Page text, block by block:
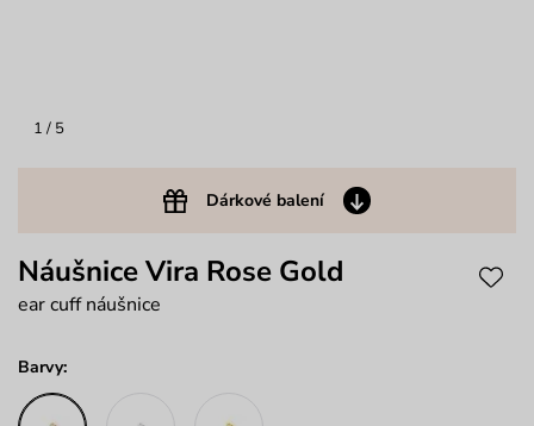
1 / 5
Dárkové balení
Náušnice Vira Rose Gold
ear cuff náušnice
Barvy: